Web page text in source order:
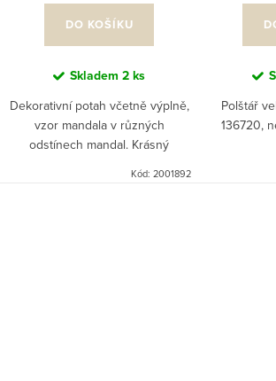
DO KOŠÍKU
Skladem 2 ks
Dekorativní potah včetně výplně,
vzor mandala v různých
odstínech mandal. Krásný
křesla nebo sedací soupravy.
Kód: 2001892
Polštář
136720,